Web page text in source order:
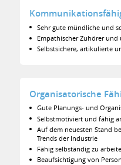
Sehr gute mündliche und
Empathischer Zuhörer und
Selbstsichere, artikulierte
Organisatorische
Gute Planungs- und
Selbstmotiviert und fähig
Auf dem neuesten Stand
Trends der Industrie
Fähig selbständig zu
Beaufsichtigung von